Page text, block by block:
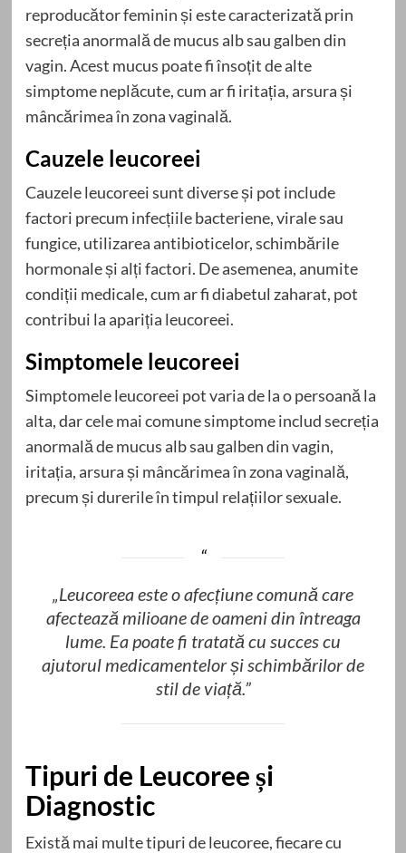
reproducător feminin și este caracterizată prin
secreția anormală de mucus alb sau galben din
vagin. Acest mucus poate fi însoțit de alte
simptome neplăcute, cum ar fi iritația, arsura și
mâncărimea în zona vaginală.
Cauzele leucoreei
Cauzele leucoreei sunt diverse și pot include
factori precum infecțiile bacteriene, virale sau
fungice, utilizarea antibioticelor, schimbările
hormonale și alți factori. De asemenea, anumite
condiții medicale, cum ar fi diabetul zaharat, pot
contribui la apariția leucoreei.
Simptomele leucoreei
Simptomele leucoreei pot varia de la o persoană la
alta, dar cele mai comune simptome includ secreția
anormală de mucus alb sau galben din vagin,
iritația, arsura și mâncărimea în zona vaginală,
precum și durerile în timpul relațiilor sexuale.
„Leucoreea este o afecțiune comună care
afectează milioane de oameni din întreaga
lume. Ea poate fi tratată cu succes cu
ajutorul medicamentelor și schimbărilor de
stil de viață.”
Tipuri de Leucoree și
Diagnostic
Există mai multe tipuri de leucoree, fiecare cu